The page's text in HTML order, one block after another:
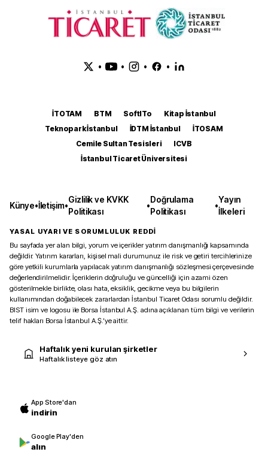
• • • •
İTOTAM BTM SoftITo
Kitap İstanbul
Teknopark İstanbul
İDTM İstanbul
İTOSAM
Cemile Sultan Tesisleri
ICVB
İstanbul Ticaret Üniversitesi
Künye•İletişim•
Gizlilik ve KVKK
Politikası
•
Doğrulama
Politikası
•
Yayın
İlkeleri
YASAL UYARI VE SORUMLULUK REDDİ
Bu sayfada yer alan bilgi, yorum ve içerikler yatırım danışmanlığı kapsamında
değildir. Yatırım kararları, kişisel mali durumunuz ile risk ve getiri tercihlerinize
göre yetkili kurumlarla yapılacak yatırım danışmanlığı sözleşmesi çerçevesinde
değerlendirilmelidir. İçeriklerin doğruluğu ve güncelliği için azami özen
gösterilmekle birlikte, olası hata, eksiklik, gecikme veya bu bilgilerin
kullanımından doğabilecek zararlardan İstanbul Ticaret Odası sorumlu değildir.
BIST isim ve logosu ile Borsa İstanbul A.Ş. adına açıklanan tüm bilgi ve verilerin
telif hakları Borsa İstanbul A.Ş.’ye aittir.
Haftalık yeni kurulan şirketler
Haftalık listeye göz atın
App Store'dan
indirin
Google Play'den
alın